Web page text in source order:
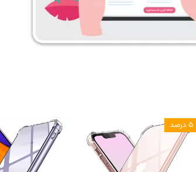
۵ درصد